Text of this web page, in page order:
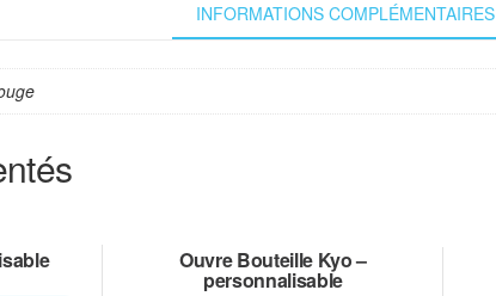
INFORMATIONS COMPLÉMENTAIRES
Ouvre Bouteille Kyo –
personnalisable